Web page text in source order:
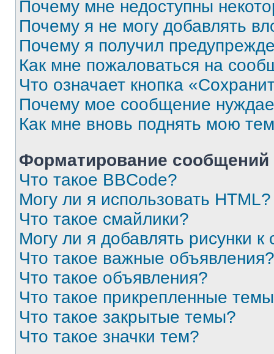
Почему мне недоступны
Почему я не могу добавлять
Почему я получил
Как мне пожаловаться на
Что означает кнопка
Почему мое сообщение
Как мне вновь поднять мою
Форматирование
Что такое BBCode?
Могу ли я использовать HTML?
Что такое смайлики?
Могу ли я добавлять рисунки
Что такое важные объявления?
Что такое объявления?
Что такое прикрепленные
Что такое закрытые темы?
Что такое значки тем?